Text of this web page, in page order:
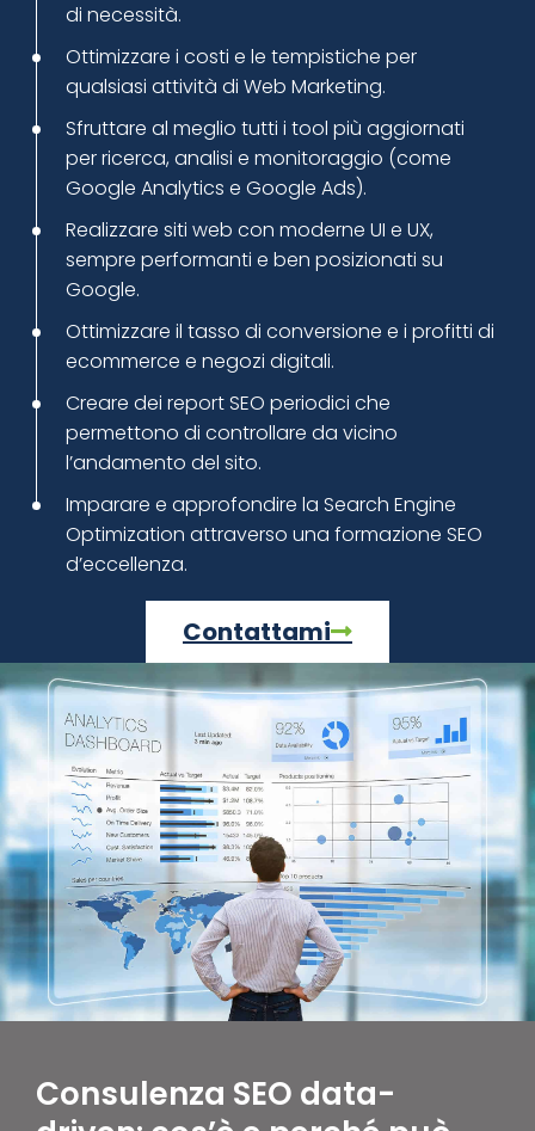
di necessità.
Ottimizzare i costi e le tempistiche per
qualsiasi attività di Web Marketing.
Sfruttare al meglio tutti i tool più aggiornati
per ricerca, analisi e monitoraggio (come
Google Analytics e Google Ads).
Realizzare siti web con moderne UI e UX,
sempre performanti e ben posizionati su
Google.
Ottimizzare il tasso di conversione e i profitti di
ecommerce e negozi digitali.
Creare dei report SEO periodici che
permettono di controllare da vicino
l’andamento del sito.
Imparare e approfondire la Search Engine
Optimization attraverso una formazione SEO
d’eccellenza.
Contattami
Consulenza SEO data-